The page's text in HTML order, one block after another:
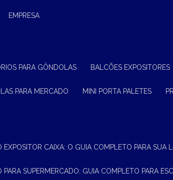
EMPRESA
PARA GÔNDOLAS BALCÕES EXPOSITORES
PARA MERCADO MINI PORTA PALETES
EXPOSITOR CAIXA: O GUIA COMPLETO PARA SUA
PARA SUPERMERCADO: GUIA COMPLETO PARA